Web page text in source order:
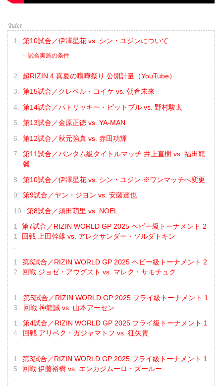
第10試合／伊澤星花 vs. シン・ユジンについて
試合実施の条件
超RIZIN.4 真夏の喧嘩祭り 公開計量（YouTube）
第15試合／クレベル・コイケ vs. 朝倉未来
第14試合／パトリッキー・ピットブル vs. 野村駿太
第13試合／金原正徳 vs. YA-MAN
第12試合／秋元強真 vs. 赤田功輝
第11試合／バンタム級タイトルマッチ 井上直樹 vs. 福田龍
彌
第10試合／伊澤星花 vs. シン・ユジン ※ワンマッチへ変更
第9試合／ヤン・ジヨン vs. 安藤達也
第8試合／須田萌里 vs. NOEL
第7試合／RIZIN WORLD GP 2025 ヘビー級トーナメント 2
回戦 上田幹雄 vs. アレクサンダー・ソルダトキン
第6試合／RIZIN WORLD GP 2025 ヘビー級トーナメント 2
回戦 ジョゼ・アウグスト vs. マレク・サモチュク
第5試合／RIZIN WORLD GP 2025 フライ級トーナメント 1
回戦 神龍誠 vs. 山本アーセン
第4試合／RIZIN WORLD GP 2025 フライ級トーナメント 1
回戦 アリベク・ガジャマトフ vs. 征矢貴
第3試合／RIZIN WORLD GP 2025 フライ級トーナメント 1
回戦 伊藤裕樹 vs. エンカジムーロ・ズールー